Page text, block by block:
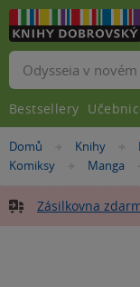
Nacházíte
se
Domů »
Knihy
Komiksy »
Manga
Zásilkovna
Vyhledávání
Bestsellery